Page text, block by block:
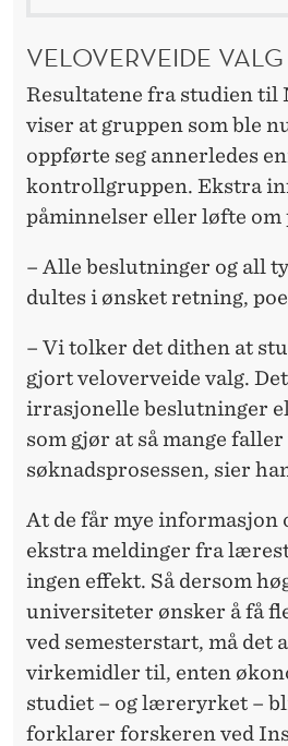
VELOVERVEIDE VALG
Resultatene fra studien
viser at gruppen som ble
oppførte seg annerledes
kontrollgruppen. Ekstra
påminnelser eller løfte om
– Alle beslutninger og all
dultes i ønsket retning,
– Vi tolker det dithen at
gjort veloverveide valg.
irrasjonelle beslutninger
som gjør at så mange
søknadsprosessen, sier
At de får mye informasjon
ekstra meldinger fra
ingen effekt. Så dersom
universiteter ønsker å få
ved semesterstart, må det
virkemidler til, enten
studiet – og læreryrket –
forklarer forskeren ved